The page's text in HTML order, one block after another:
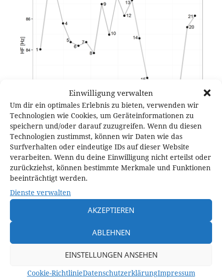
Einwilligung verwalten
Um dir ein optimales Erlebnis zu bieten, verwenden wir
Technologien wie Cookies, um Geräteinformationen zu
speichern und/oder darauf zuzugreifen. Wenn du diesen
Technologien zustimmst, können wir Daten wie das
Surfverhalten oder eindeutige IDs auf dieser Website
verarbeiten. Wenn du deine Einwilligung nicht erteilst oder
zurückziehst, können bestimmte Merkmale und Funktionen
beeinträchtigt werden.
Dienste verwalten
AKZEPTIEREN
ABLEHNEN
EINSTELLUNGEN ANSEHEN
Cookie-RichtlinieDatenschutzerklärungImpressum
Veröffentlicht
am
29. Mai 2016 Originalgröße
1889 × 1417